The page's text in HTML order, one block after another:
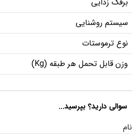
سیستم روشنایی
نوع ترموستات
وزن قابل تحمل هر طبقه (Kg)
سوالی دارید؟ بپرسید...
نام